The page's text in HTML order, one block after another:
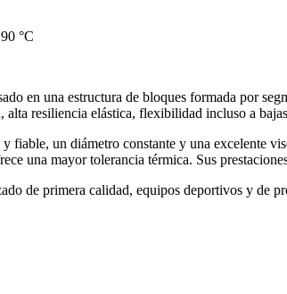
°C
en una estructura de bloques formada por
resiliencia elástica, flexibilidad incluso a
un diámetro constante y una excelente
una mayor tolerancia térmica. Sus
de primera calidad, equipos deportivos y de